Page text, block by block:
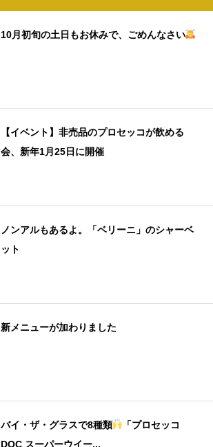
10月初旬の土日もお休みで、ごめんなさい
【イベント】非売品のプロセッコが飲める
会、新年1月25日に開催
ノンアルもあるよ。「ベリーニ」のシャーベ
ット
新メニューが加わりました
バイ・ザ・グラスで8種類
「プロセッコ
DOC スーパーウイー...